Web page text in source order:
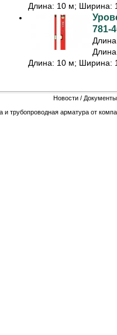
Длина: 10 м; Ширина:
781-
Длина: 10 м; Ширина:
Новости / Документы
трубопроводная арматура от